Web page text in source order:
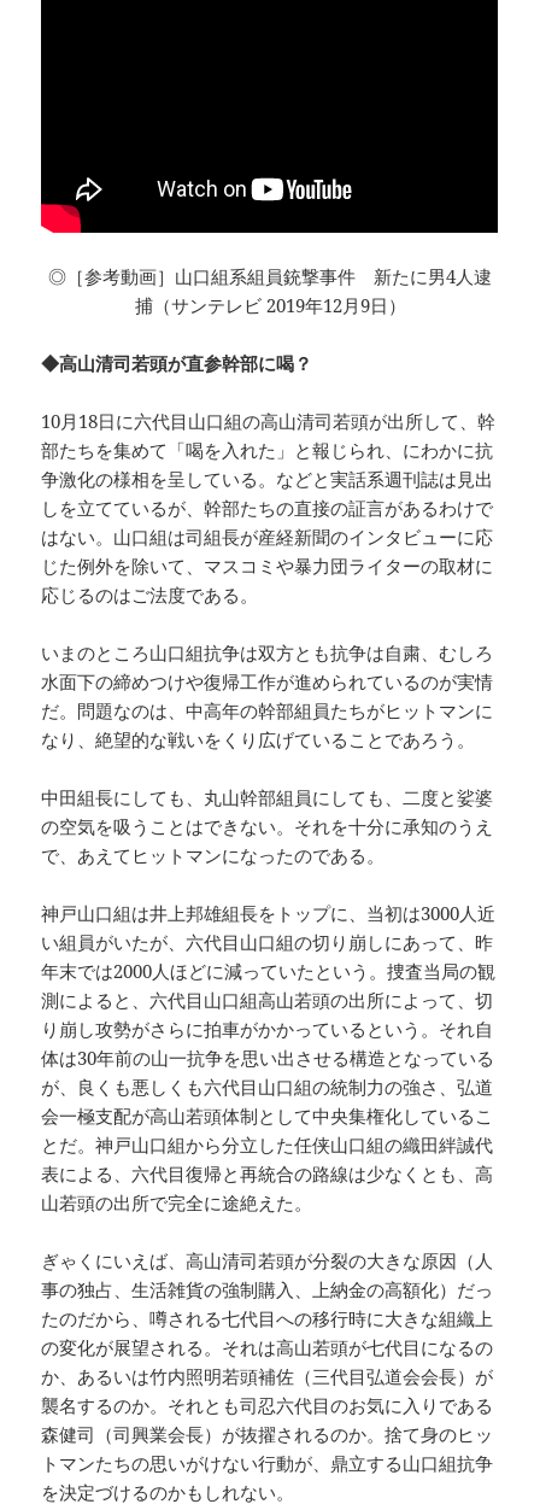
◎［参考動画］山口組系組員銃撃事件 新たに男4人逮
捕（サンテレビ 2019年12月9日）
◆高山清司若頭が直参幹部に喝？
10月18日に六代目山口組の高山清司若頭が出所して、幹
部たちを集めて「喝を入れた」と報じられ、にわかに抗
争激化の様相を呈している。などと実話系週刊誌は見出
しを立てているが、幹部たちの直接の証言があるわけで
はない。山口組は司組長が産経新聞のインタビューに応
じた例外を除いて、マスコミや暴力団ライターの取材に
応じるのはご法度である。
いまのところ山口組抗争は双方とも抗争は自粛、むしろ
水面下の締めつけや復帰工作が進められているのが実情
だ。問題なのは、中高年の幹部組員たちがヒットマンに
なり、絶望的な戦いをくり広げていることであろう。
中田組長にしても、丸山幹部組員にしても、二度と娑婆
の空気を吸うことはできない。それを十分に承知のうえ
で、あえてヒットマンになったのである。
神戸山口組は井上邦雄組長をトップに、当初は3000人近
い組員がいたが、六代目山口組の切り崩しにあって、昨
年末では2000人ほどに減っていたという。捜査当局の観
測によると、六代目山口組高山若頭の出所によって、切
り崩し攻勢がさらに拍車がかかっているという。それ自
体は30年前の山一抗争を思い出させる構造となっている
が、良くも悪しくも六代目山口組の統制力の強さ、弘道
会一極支配が高山若頭体制として中央集権化しているこ
とだ。神戸山口組から分立した任侠山口組の織田絆誠代
表による、六代目復帰と再統合の路線は少なくとも、高
山若頭の出所で完全に途絶えた。
ぎゃくにいえば、高山清司若頭が分裂の大きな原因（人
事の独占、生活雑貨の強制購入、上納金の高額化）だっ
たのだから、噂される七代目への移行時に大きな組織上
の変化が展望される。それは高山若頭が七代目になるの
か、あるいは竹内照明若頭補佐（三代目弘道会会長）が
襲名するのか。それとも司忍六代目のお気に入りである
森健司（司興業会長）が抜擢されるのか。捨て身のヒッ
トマンたちの思いがけない行動が、鼎立する山口組抗争
を決定づけるのかもしれない。